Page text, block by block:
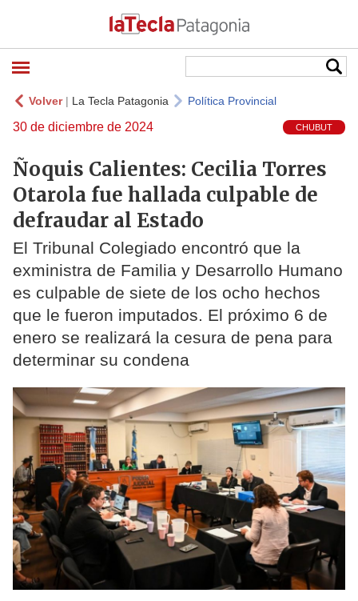
Volver| La Tecla Patagonia Política Provincial
30 de diciembre de 2024 CHUBUT
Ñoquis Calientes: Cecilia Torres
Otarola fue hallada culpable de
defraudar al Estado
El Tribunal Colegiado encontró que la
exministra de Familia y Desarrollo Humano
es culpable de siete de los ocho hechos
que le fueron imputados. El próximo 6 de
enero se realizará la cesura de pena para
determinar su condena